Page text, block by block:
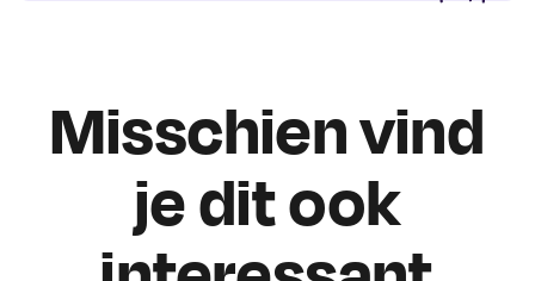
Misschien vind
je dit ook